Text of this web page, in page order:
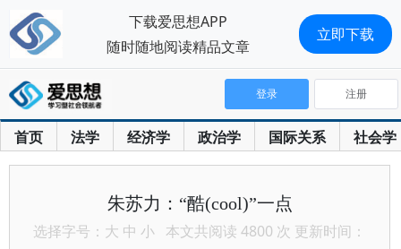
首页 法学 经济学 政治学 国际关系 社会学
登录 注册
朱苏力：“酷(cool)”一点
选择字号： 大 中 小 本文共阅读 4800 次 更新时间：
下载爱思想APP
随时随地阅读精品文章
立即下载